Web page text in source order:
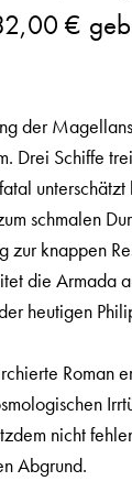
€
der
Drei Schiffe
schmalen
zur knappen
die Armada
heutigen
Roman
nicht
Abgrund.